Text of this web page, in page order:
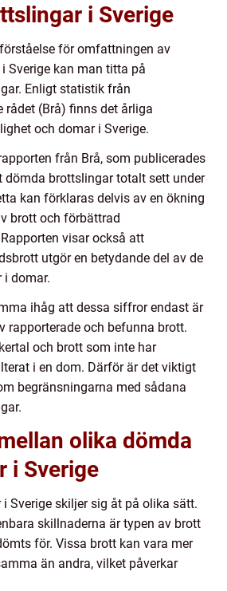
i Sverige
för omfattningen av
Sverige kan man titta på
Enligt statistik från
rådet (Brå) finns det årliga
och domar i Sverige.
från Brå, som publicerades
dömda brottslingar totalt sett under
kan förklaras delvis av en ökning
brott och förbättrad
visar också att
utgör en betydande del av de
i domar.
ihåg att dessa siffror endast är
rapporterade och befunna brott.
och brott som inte har
i en dom. Därför är det viktigt
begränsningarna med sådana
olika dömda
i Sverige
Sverige skiljer sig åt på olika sätt.
skillnaderna är typen av brott
för. Vissa brott kan vara mer
än andra, vilket påverkar